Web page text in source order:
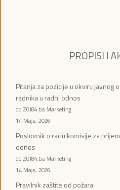
PROPISI I
Pitanja za pozicije u okviru javnog
radnika u radni odnos
od ZOI84.ba Marketing
14 Maja, 2026
Poslovnik o radu komisije za
odnos
od ZOI84.ba Marketing
14 Maja, 2026
Pravilnik zaštite od požara